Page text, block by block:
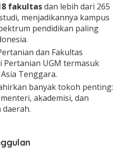
fakultasdan lebih dari 265
menjadikannya kampus
pendidikan paling
dan Fakultas
Pertanian UGM termasuk
Tenggara.
banyak tokoh penting:
akademisi, dan